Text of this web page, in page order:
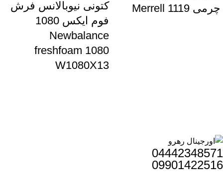
چرمی Merrell 1119
کتونی نیوبالانس فرش
فوم ایکس 1080
Newbalance
freshfoam 1080
W1080X13
04442348571
09901422516